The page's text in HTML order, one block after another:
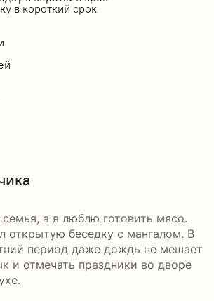
в короткий срок
а я люблю готовить мясо.
открытую беседку с мангалом. В
период даже дождь не мешает
и отмечать праздники во дворе